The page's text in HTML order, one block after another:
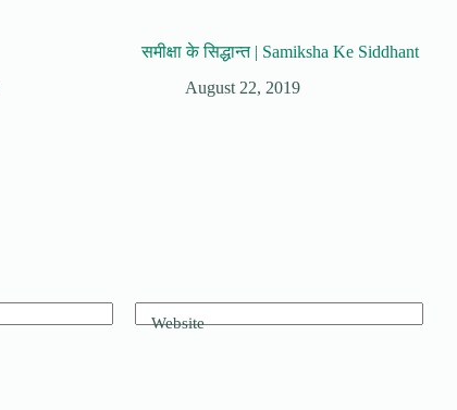
समीक्षा के सिद्धान्त | Samiksha Ke Siddhant
August 22, 2019
Website